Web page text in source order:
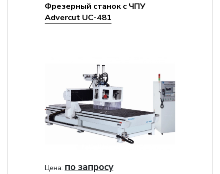
Фрезерный станок с ЧПУ
Advercut UС-481
Цена: по запросу